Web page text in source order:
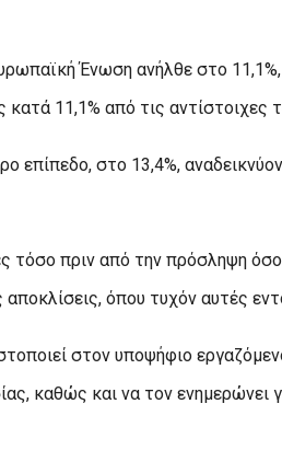
Ένωση ανήλθε στο
κατά 11,1% από τις αντίστοιχες
επίπεδο, στο 13,4%,
τόσο πριν από την πρόσληψη
όπου τυχόν αυτές
στον υποψήφιο
καθώς και να τον ενημερώνει